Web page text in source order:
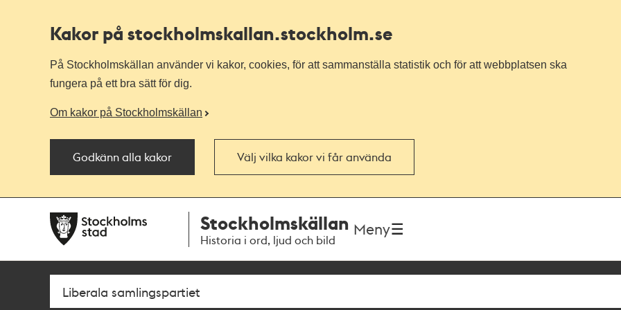
Kakor på stockholmskallan.stockholm.se
På Stockholmskällan använder vi kakor, cookies, för att sammanställa statistik och för att webbplatsen ska
fungera på ett bra sätt för dig.
Om kakor på Stockholmskällan
Godkänn alla kakor Välj vilka kakor vi får använda
navigationen
huvudinnehållet
Stockholmskällan
Historia i ord, ljud och bild
Meny
Sök